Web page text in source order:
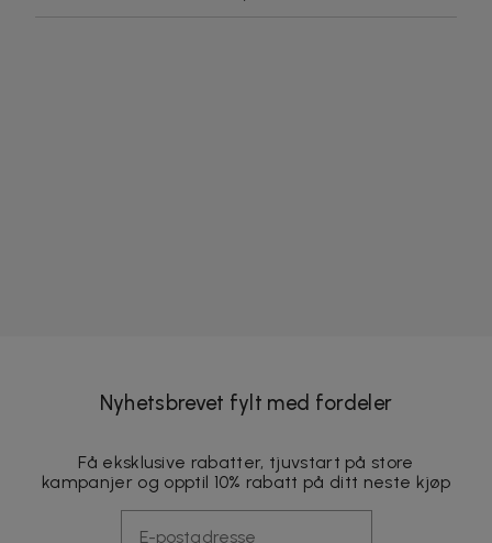
Nyhetsbrevet fylt med fordeler
Få eksklusive rabatter, tjuvstart på store
kampanjer og opptil 10% rabatt på ditt neste kjøp